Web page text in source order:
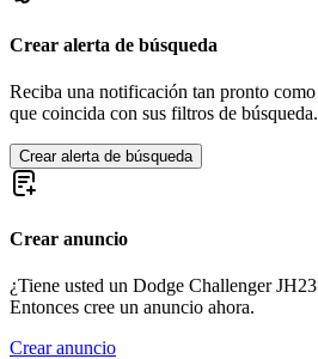
Dodge Viper
Crear alerta de búsqueda
Reciba una notificación tan pronto
que coincida con sus filtros de búsqueda.
Crear alerta de búsqueda
Crear anuncio
¿Tiene usted un Dodge Challenger
Entonces cree un anuncio ahora.
Crear anuncio